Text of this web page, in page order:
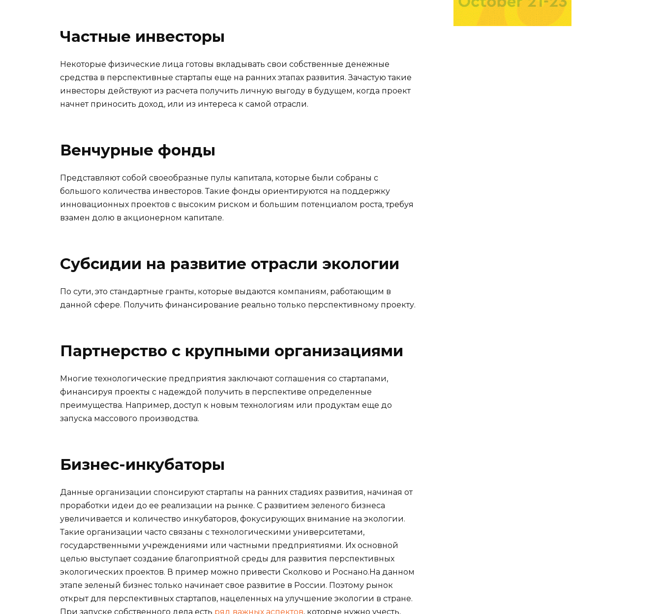
Частные инвесторы
Некоторые физические лица готовы вкладывать свои собственные денежные
средства в перспективные стартапы еще на ранних этапах развития. Зачастую такие
инвесторы действуют из расчета получить личную выгоду в будущем, когда проект
начнет приносить доход, или из интереса к самой отрасли.
Венчурные фонды
Представляют собой своеобразные пулы капитала, которые были собраны с
большого количества инвесторов. Такие фонды ориентируются на поддержку
инновационных проектов с высоким риском и большим потенциалом роста, требуя
взамен долю в акционерном капитале.
Субсидии на развитие отрасли экологии
По сути, это стандартные гранты, которые выдаются компаниям, работающим в
данной сфере. Получить финансирование реально только перспективному проекту.
Партнерство с крупными организациями
Многие технологические предприятия заключают соглашения со стартапами,
финансируя проекты с надеждой получить в перспективе определенные
преимущества. Например, доступ к новым технологиям или продуктам еще до
запуска массового производства.
Бизнес-инкубаторы
Данные организации спонсируют стартапы на ранних стадиях развития, начиная от
проработки идеи до ее реализации на рынке. С развитием зеленого бизнеса
увеличивается и количество инкубаторов, фокусирующих внимание на экологии.
Такие организации часто связаны с технологическими университетами,
государственными учреждениями или частными предприятиями. Их основной
целью выступает создание благоприятной среды для развития перспективных
экологических проектов. В пример можно привести Сколково и Роснано.На данном
этапе зеленый бизнес только начинает свое развитие в России. Поэтому рынок
открыт для перспективных стартапов, нацеленных на улучшение экологии в стране.
При запуске собственного дела есть ряд важных аспектов, которые нужно учесть,